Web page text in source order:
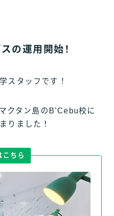
の運用開始！
スタッフです！
クタン島のB’Cebu校に
りました！
ちら